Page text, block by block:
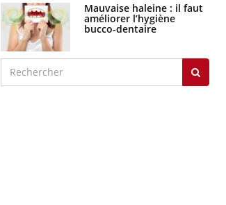
Mauvaise haleine : il faut
améliorer l’hygiène
bucco-dentaire